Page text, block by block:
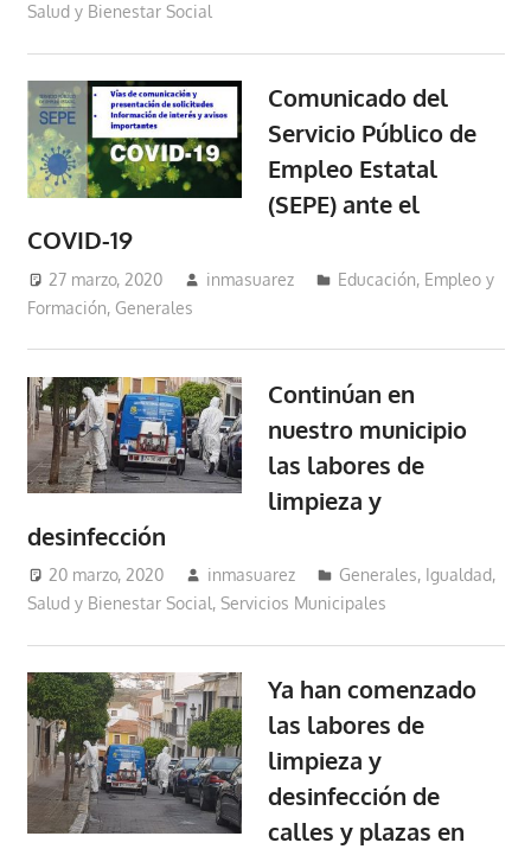
Salud y Bienestar Social
Comunicado del
Servicio Público de
Empleo Estatal
(SEPE) ante el
COVID-19
27 marzo, 2020 inmasuarez
Educación, Empleo y
Formación, Generales
Continúan en
nuestro municipio
las labores de
limpieza y
desinfección
20 marzo, 2020 inmasuarez Generales, Igualdad,
Salud y Bienestar Social, Servicios Municipales
Ya han comenzado
las labores de
limpieza y
desinfección de
calles y plazas en